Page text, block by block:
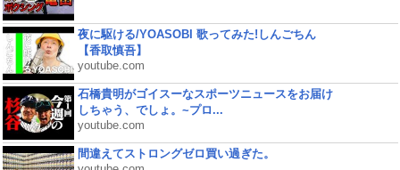
夜に駆ける/YOASOBI 歌ってみた!しんごちん
【香取慎吾】
youtube.com
石橋貴明がゴイスーなスポーツニュースをお届け
しちゃう、でしょ。~プロ...
youtube.com
間違えてストロングゼロ買い過ぎた。